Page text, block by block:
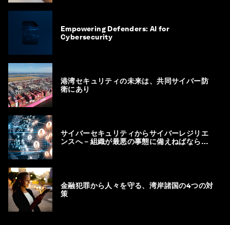
Empowering Defenders: AI for
Cybersecurity
港湾セキュリティの未来は、共同サイバー防
衛にあり
サイバーセキュリティからサイバーレジリエ
ンスへ－組織が最悪の事態に備えねばならな
金融犯罪から人々を守る、湾岸諸国の4つの対
策